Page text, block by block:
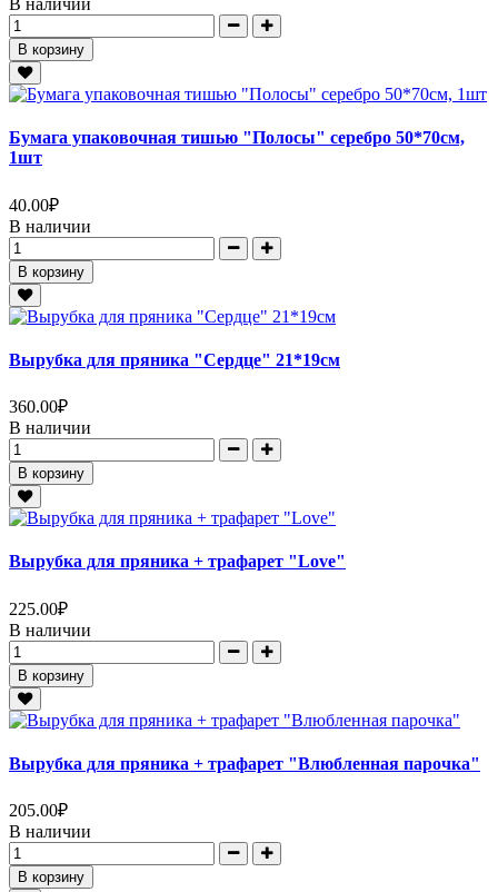
В наличии
В корзину
Бумага упаковочная тишью "Полосы" серебро 50*70см,
1шт
40.00₽
В наличии
В корзину
Вырубка для пряника "Сердце" 21*19см
360.00₽
В наличии
В корзину
Вырубка для пряника + трафарет "Love"
225.00₽
В наличии
В корзину
Вырубка для пряника + трафарет "Влюбленная парочка"
205.00₽
В наличии
В корзину